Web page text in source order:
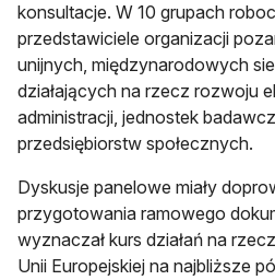
konsultacje. W 10 grupach
przedstawiciele organizacji
unijnych, międzynarodowych
działających na rzecz rozwoju
administracji, jednostek
przedsiębiorstw społecznych.
Dyskusje panelowe miały
przygotowania ramowego
wyznaczał kurs działań na
Unii Europejskiej na najbliższe